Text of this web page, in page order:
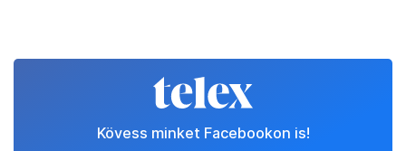
Kövess minket Facebookon is!